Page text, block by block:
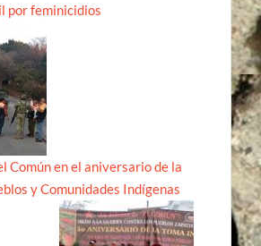
por feminicidios
Común en el aniversario de la
y Comunidades Indígenas